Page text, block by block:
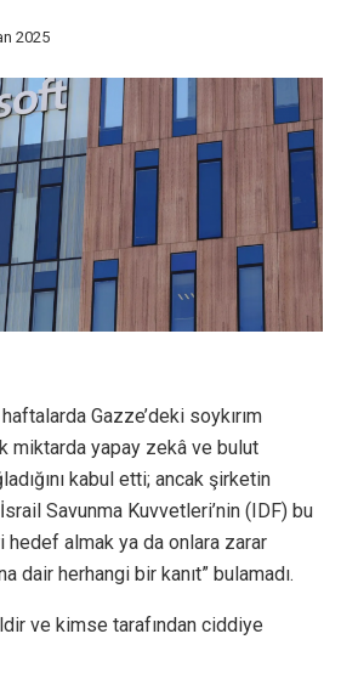
2025
Gazze’deki soykırım
miktarda yapay zekâ ve bulut
kabul etti; ancak şirketin
Savunma Kuvvetleri’nin (IDF) bu
almak ya da onlara zarar
dair herhangi bir kanıt” bulamadı.
ve kimse tarafından ciddiye